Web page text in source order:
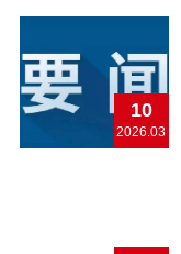
10
2026.03